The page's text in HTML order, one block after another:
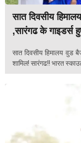
सात दिवसीय
,सारंगढ के गाइडर्स
सात दिवसीय हिमालय वुड
शामिल! सारंगढ!! भारत